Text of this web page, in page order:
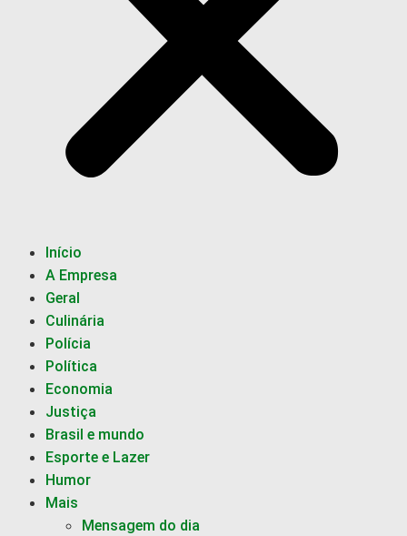
Início
A Empresa
Geral
Culinária
Polícia
Política
Economia
Justiça
Brasil e mundo
Esporte e Lazer
Humor
Mais
Mensagem do dia